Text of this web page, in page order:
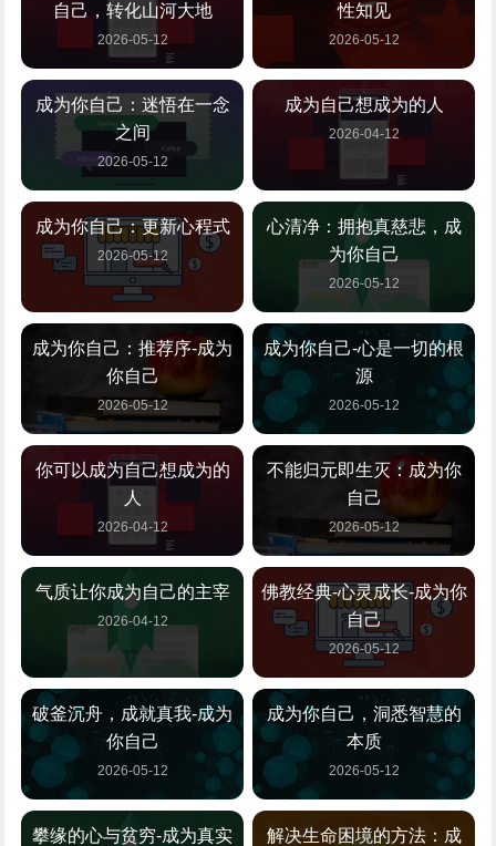
自己，转化山河大地
2026-05-12
性知见
2026-05-12
成为你自己：迷悟在一念
之间
2026-05-12
成为自己想成为的人
2026-04-12
成为你自己：更新心程式
2026-05-12
心清净：拥抱真慈悲，成
为你自己
2026-05-12
成为你自己：推荐序-成为
你自己
2026-05-12
成为你自己-心是一切的根
源
2026-05-12
你可以成为自己想成为的
人
2026-04-12
不能归元即生灭：成为你
自己
2026-05-12
气质让你成为自己的主宰
2026-04-12
佛教经典-心灵成长-成为你
自己
2026-05-12
破釜沉舟，成就真我-成为
你自己
2026-05-12
成为你自己，洞悉智慧的
本质
2026-05-12
攀缘的心与贫穷-成为真实
解决生命困境的方法：成